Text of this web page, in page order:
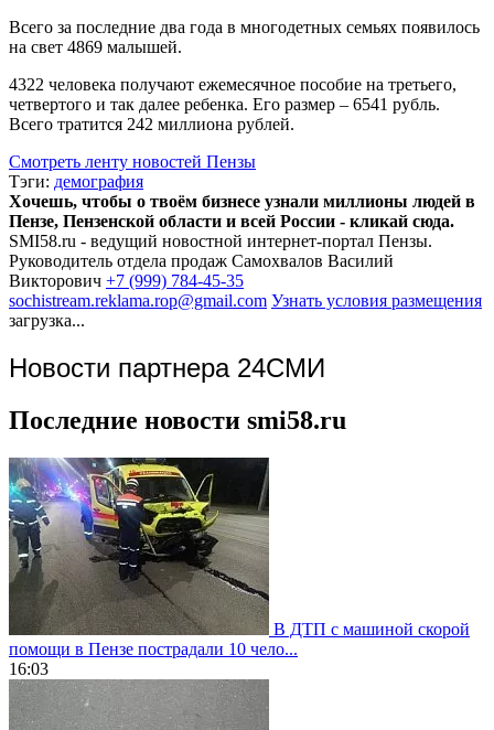
Всего за последние два года в многодетных семьях появилось
на свет 4869 малышей.
4322 человека получают ежемесячное пособие на третьего,
четвертого и так далее ребенка. Его размер – 6541 рубль.
Всего тратится 242 миллиона рублей.
Смотреть ленту новостей Пензы
Тэги: демография
Хочешь, чтобы о твоём бизнесе узнали миллионы людей в
Пензе, Пензенской области и всей России - кликай сюда.
SMI58.ru - ведущий новостной интернет-портал Пензы.
Руководитель отдела продаж Самохвалов Василий
Викторович +7 (999) 784-45-35
sochistream.reklama.rop@gmail.com Узнать условия размещения
загрузка...
Новости партнера 24СМИ
Последние новости smi58.ru
В ДТП с машиной скорой
помощи в Пензе пострадали 10 чело...
16:03